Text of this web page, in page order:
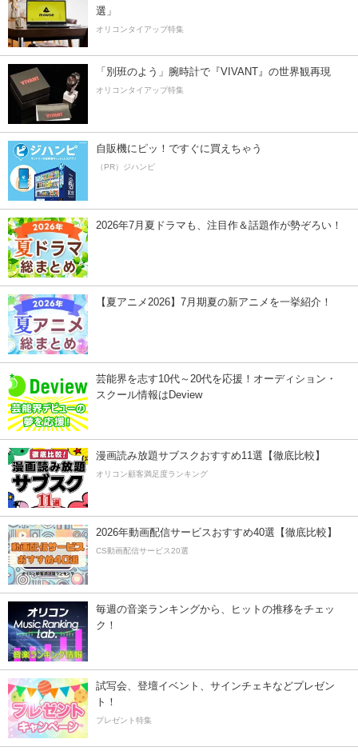
選」
オリコンタイアップ特集
「別班のよう」腕時計で『VIVANT』の世界観再現
オリコンタイアップ特集
自販機にピッ！ですぐに買えちゃう
（PR）ジハンピ
2026年7月夏ドラマも、注目作＆話題作が勢ぞろい！
【夏アニメ2026】7月期夏の新アニメを一挙紹介！
芸能界を志す10代～20代を応援！オーディション・
スクール情報はDeview
漫画読み放題サブスクおすすめ11選【徹底比較】
オリコン顧客満足度ランキング
2026年動画配信サービスおすすめ40選【徹底比較】
CS動画配信サービス20選
毎週の音楽ランキングから、ヒットの推移をチェッ
ク！
試写会、登壇イベント、サインチェキなどプレゼン
ト！
プレゼント特集